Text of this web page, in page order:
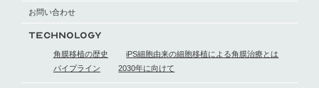
お問い合わせ
TECHNOLOGY
角膜移植の歴史 iPS細胞由来の細胞移植による角膜治療とは
パイプライン
2030年に向けて